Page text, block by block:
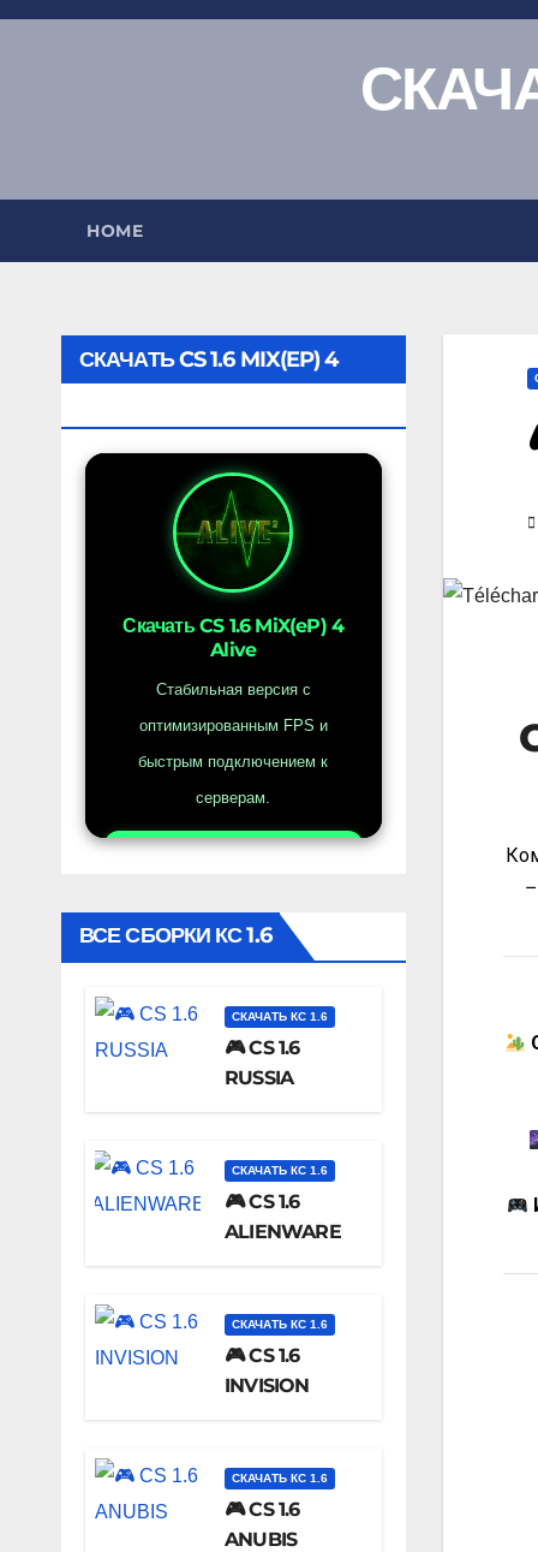
HOME
СКАЧАТЬ CS 1.6 MIX(EP) 4
Скачать CS 1.6 MiX(eP) 4
Alive
Стабильная версия с
оптимизированным FPS и
быстрым подключением к
серверам.
ВСЕ СБОРКИ КС 1.6
СКАЧАТЬ КС 1.6
🎮 CS 1.6
RUSSIA
СКАЧАТЬ КС 1.6
🎮 CS 1.6
ALIENWARE
СКАЧАТЬ КС 1.6
🎮 CS 1.6
INVISION
СКАЧАТЬ КС 1.6
🎮 CS 1.6
ANUBIS
–